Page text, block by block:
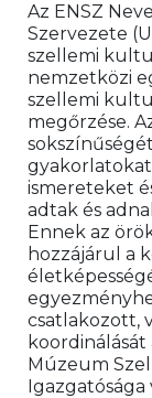
Az ENSZ
Szervezete
szellemi
nemzetközi
szellemi
megőrzése.
ismereteket
adtak és
Ennek az
hozzájárul a
csatlakozott,
Múzeum
Igazgatósága